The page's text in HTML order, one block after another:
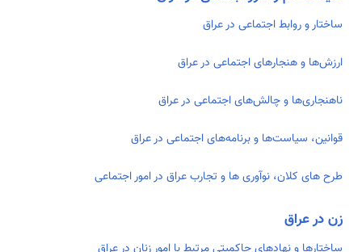
ساختار و روابط اجتماعی در عراق
ارزش‌ها و هنجارهای اجتماعی در عراق
ناهنجاری‌ها و چالش‌های اجتماعی در عراق
قوانین، سیاست‌ها و برنامه‌های اجتماعی در عراق
طرح های کلان، نوآوری ها و تجارب عراق در امور اجتماعی
زن در عراق